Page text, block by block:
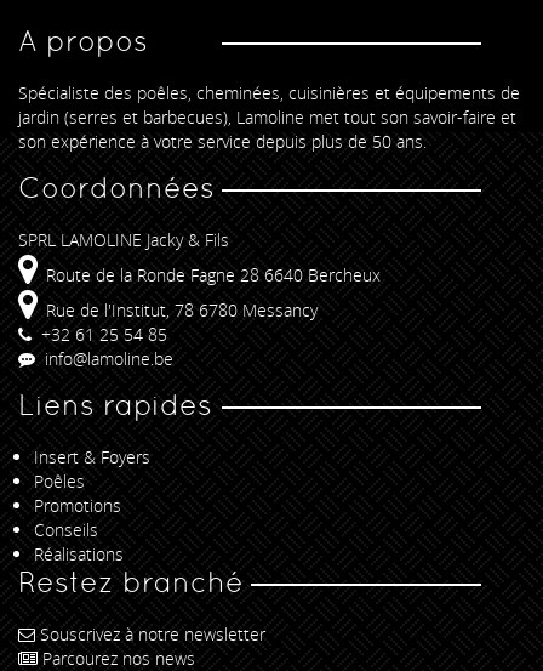
A propos
Spécialiste des poêles, cheminées, cuisinières et équipements de
jardin (serres et barbecues), Lamoline met tout son savoir-faire et
son expérience à votre service depuis plus de 50 ans.
Coordonnées
SPRL LAMOLINE Jacky & Fils
Route de la Ronde Fagne 28 6640 Bercheux
Rue de l'Institut, 78 6780 Messancy
+32 61 25 54 85
info@lamoline.be
Liens rapides
Insert & Foyers
Poêles
Promotions
Conseils
Réalisations
Restez branché
Souscrivez à notre newsletter
Parcourez nos news